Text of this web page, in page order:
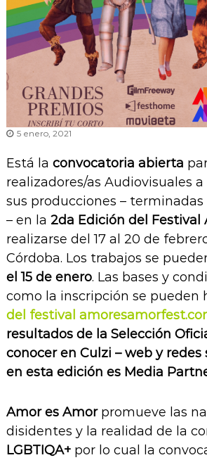
5 enero, 2021
Está la convocatoria abierta
realizadores/as Audiovisuales
sus producciones – terminadas
– en la 2da Edición del Festival
realizarse del 17 al 20 de
Córdoba. Los trabajos se
el 15 de enero. Las bases y
como la inscripción se pueden
del festival
resultados de la Selección
conocer en Culzi – web y redes
en esta edición es Media
Amor es Amor promueve las
disidentes y la realidad de la
LGBTIQA+por lo cual la